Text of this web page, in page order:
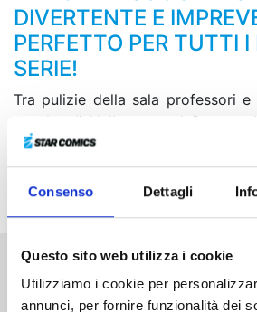
Consenso Dettagli
Questo sito web utilizza i cookie
Utilizziamo i cookie per
annunci, per fornire funzionalità dei
DIVERTENTE E
PERFETTO PER TUTTI
SERIE!
Tra pulizie della sala professori
zucche di Halloween, al Campus
un gran caos! Un giorno,
fermacapelli di Kanao,
sorelle Kanae e Shinobu. Come
Altri volumi della